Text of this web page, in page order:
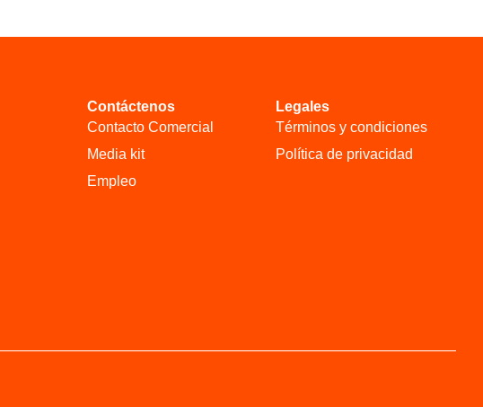
Contáctenos
Contacto Comercial
Media kit
Empleo
Legales
Términos y condiciones
Política de privacidad